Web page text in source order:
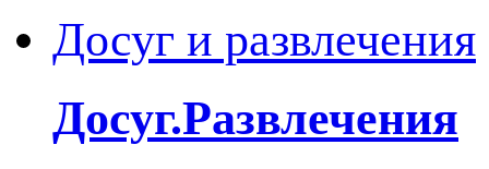
Досуг и развлечения
Досуг.Развлечения